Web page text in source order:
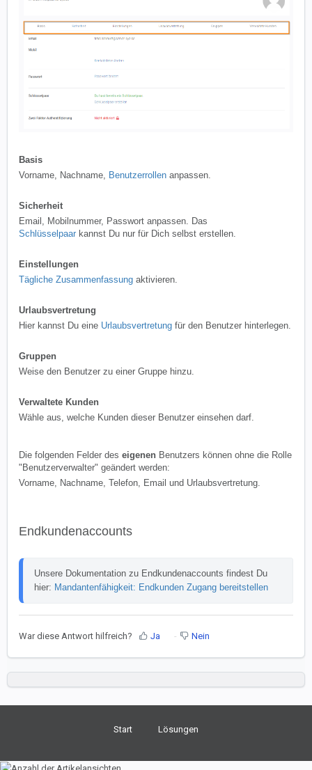
Basis
Vorname, Nachname,
Benutzerrollen anpassen.
Sicherheit
Email, Mobilnummer, Passwort anpassen. Das
Schlüsselpaar kannst Du nur für Dich selbst erstellen.
Einstellungen
Tägliche Zusammenfassung aktivieren.
Urlaubsvertretung
Hier kannst Du eine Urlaubsvertretung für den Benutzer hinterlegen.
Gruppen
Weise den Benutzer zu einer Gruppe hinzu.
Verwaltete Kunden
Wähle aus, welche Kunden dieser Benutzer einsehen darf.
Die folgenden Felder des eigenen Benutzers können ohne die Rolle
"Benutzerverwalter" geändert werden:
Vorname, Nachname, Telefon, Email und Urlaubsvertretung.
Endkundenaccounts
Unsere Dokumentation zu Endkundenaccounts findest Du
hier: Mandantenfähigkeit: Endkunden Zugang bereitstellen
War diese Antwort hilfreich? Ja Nein
Start Lösungen